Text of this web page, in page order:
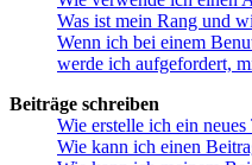
Was ist mein Rang und
Wenn ich bei einem
werde ich aufgefordert,
Beiträge schreiben
Wie erstelle ich ein
Wie kann ich einen